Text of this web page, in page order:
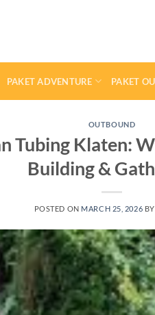
PAKET ADVENTURE PAKET
OUTBOUND
Tubing Klaten:
Building &
POSTED ON MARCH 25, 2026 BY